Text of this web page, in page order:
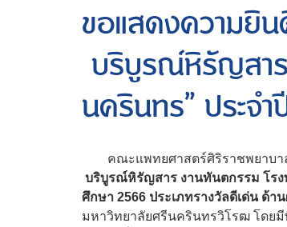
ขอแสดงความยิ
บริบูรณ์หิรัญสาร
นครินทร” ประจ
คณะแพทยศาสตร์ศิริราชพยาบา
บริบูรณ์หิรัญสาร งานทันตกรรม โรง
ศึกษา 2566 ประเภทรางวัลดีเด่น ด้
มหาวิทยาลัยศรีนครินทรวิโรฒ โดย